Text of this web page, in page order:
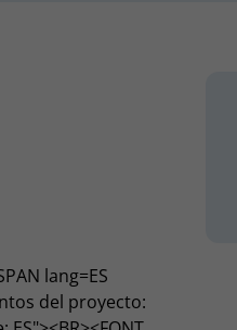
lang=ES
del proyecto: